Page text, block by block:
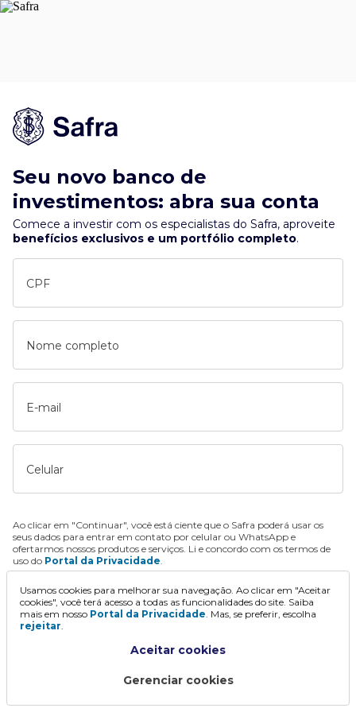
Seu novo banco de
investimentos: abra sua conta
Comece a investir com os especialistas do Safra, aproveite
benefícios exclusivos e um portfólio completo.
CPF
Nome completo
E-mail
Celular
Ao clicar em "Continuar", você está ciente que o Safra poderá usar os
seus dados para entrar em contato por celular ou WhatsApp e
ofertarmos nossos produtos e serviços. Li e concordo com os termos de
uso do Portal da Privacidade.
Continuar
Usamos cookies para melhorar sua navegação. Ao clicar em "Aceitar
cookies", você terá acesso a todas as funcionalidades do site. Saiba
mais em nosso Portal da Privacidade. Mas, se preferir, escolha
rejeitar.
Aceitar cookies
Gerenciar cookies